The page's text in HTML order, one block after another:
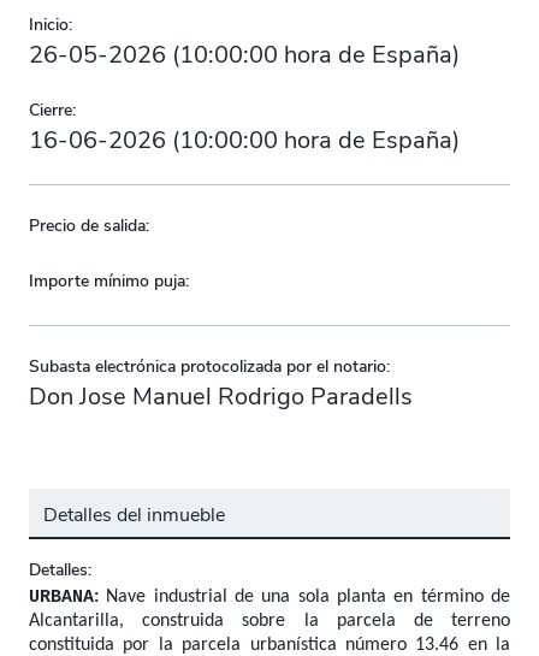
Inicio:
26-05-2026 (10:00:00 hora de España)
Cierre:
16-06-2026 (10:00:00 hora de España)
Precio de salida:
Importe mínimo puja:
Subasta electrónica protocolizada por el notario:
Don Jose Manuel Rodrigo Paradells
Detalles del inmueble
Detalles:
URBANA: Nave industrial de una sola planta en término de
Alcantarilla, construida sobre la parcela de terreno
constituida por la parcela urbanística número 13.46 en la